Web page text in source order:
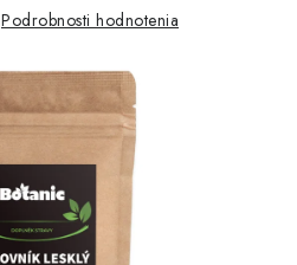
Podrobnosti hodnotenia